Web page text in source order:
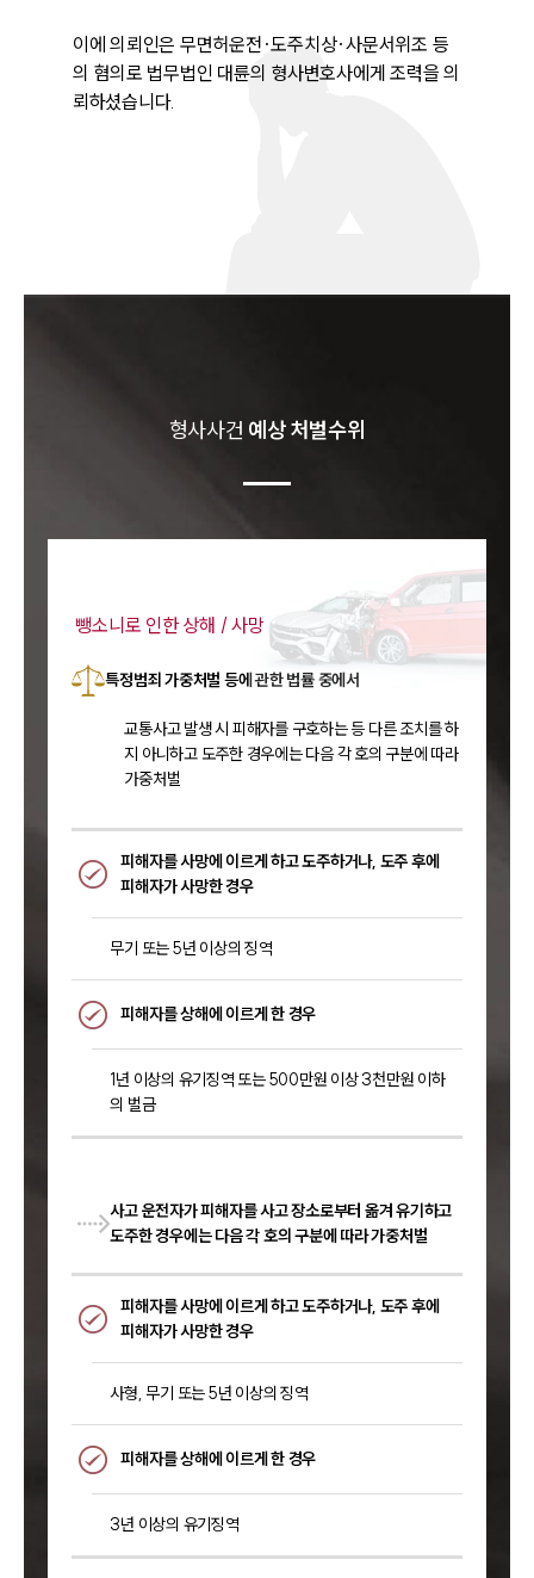
이에 의뢰인은 무면허운전·도주치상·사문서위조 등
의 혐의로 법무법인 대륜의 형사변호사에게 조력을 의
뢰하셨습니다.
형사사건 예상 처벌수위
뺑소니로 인한 상해 / 사망
특정범죄 가중처벌 등에 관한 법률 중에서
교통사고 발생 시 피해자를 구호하는 등 다른 조치를 하
지 아니하고 도주한 경우에는 다음 각 호의 구분에 따라
가중처벌
피해자를 사망에 이르게 하고 도주하거나, 도주 후에
피해자가 사망한 경우
무기 또는 5년 이상의 징역
피해자를 상해에 이르게 한 경우
1년 이상의 유기징역 또는 500만원 이상 3천만원 이하
의 벌금
사고 운전자가 피해자를 사고 장소로부터 옮겨 유기하고
도주한 경우에는 다음 각 호의 구분에 따라 가중처벌
피해자를 사망에 이르게 하고 도주하거나, 도주 후에
피해자가 사망한 경우
사형, 무기 또는 5년 이상의 징역
피해자를 상해에 이르게 한 경우
3년 이상의 유기징역